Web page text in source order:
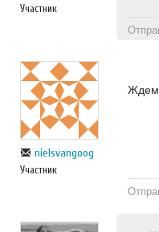
Участник
nielsvangoog
Участник
Ждем